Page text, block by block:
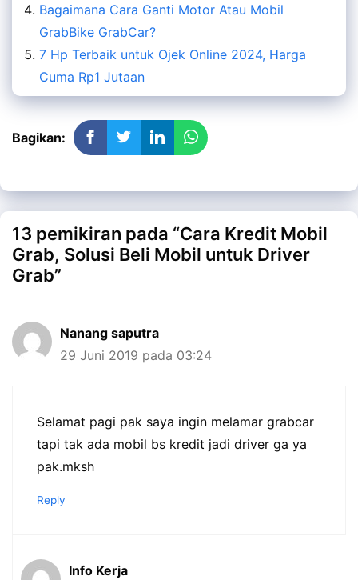
Bagaimana Cara Ganti Motor Atau Mobil
GrabBike GrabCar?
7 Hp Terbaik untuk Ojek Online 2024, Harga
Cuma Rp1 Jutaan
Bagikan:
13 pemikiran pada “Cara Kredit Mobil
Grab, Solusi Beli Mobil untuk Driver
Grab”
Nanang saputra
29 Juni 2019 pada 03:24
Selamat pagi pak saya ingin melamar grabcar
tapi tak ada mobil bs kredit jadi driver ga ya
pak.mksh
Reply
Info Kerja